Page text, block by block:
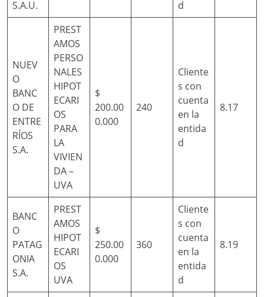
S.A.U. d
NUEV
O
BANC
O DE
ENTRE
RÍOS
S.A.
PREST
AMOS
PERSO
NALES
HIPOT
ECARI
OS
PARA
LA
VIVIEN
DA –
UVA
$
200.00
0.000
240
Cliente
s con
cuenta
en la
entida
d
8.17
BANC
O
PATAG
ONIA
S.A.
PREST
AMOS
HIPOT
ECARI
OS
UVA
$
250.00
0.000
360
Cliente
s con
cuenta
en la
entida
d
8.19